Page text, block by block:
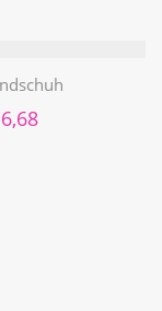
Preis war:
6,68